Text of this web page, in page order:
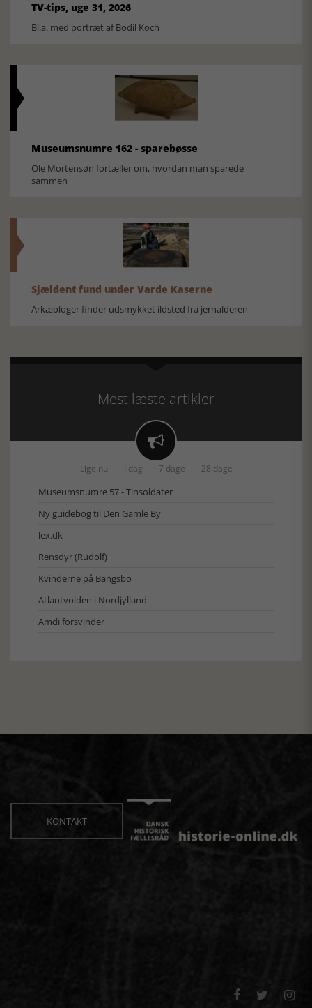
TV-tips, uge 31, 2026
Bl.a. med portræt af Bodil Koch
Museumsnumre 162 - sparebøsse
Ole Mortensøn fortæller om, hvordan man sparede
sammen
Sjældent fund under Varde Kaserne
Arkæologer finder udsmykket ildsted fra jernalderen
Mest læste artikler

Lige nu I dag 7 dage 28 dage
Museumsnumre 57 - Tinsoldater
Ny guidebog til Den Gamle By
lex.dk
Rensdyr (Rudolf)
Kvinderne på Bangsbo
Atlantvolden i Nordjylland
Amdi forsvinder
KONTAKT
  